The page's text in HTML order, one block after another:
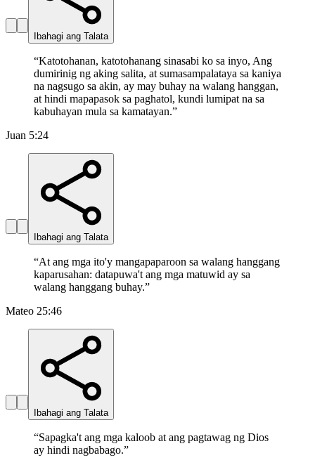
Ibahagi ang Talata
“Katotohanan, katotohanang sinasabi ko sa inyo, Ang
dumirinig ng aking salita, at sumasampalataya sa kaniya
na nagsugo sa akin, ay may buhay na walang hanggan,
at hindi mapapasok sa paghatol, kundi lumipat na sa
kabuhayan mula sa kamatayan.”
Juan 5:24
Ibahagi ang Talata
“At ang mga ito'y mangapaparoon sa walang hanggang
kaparusahan: datapuwa't ang mga matuwid ay sa
walang hanggang buhay.”
Mateo 25:46
Ibahagi ang Talata
“Sapagka't ang mga kaloob at ang pagtawag ng Dios
ay hindi nagbabago.”